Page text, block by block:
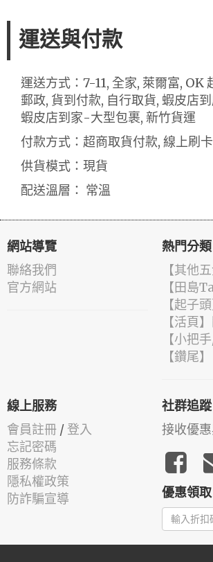
運送與付款
運送方式：7-11, 全家, 萊爾富, OK
郵政, 貨到付款, 自行取貨, 蝦皮店
蝦皮店到家-大型包裹, 新竹貨運
付款方式：超商取貨付款, 線上刷
供貨模式：現貨
配送溫層： 常溫
網站導覽
聯絡我們
官方網站
熱門分類
【其他
【田島
【起子頭
【活頁
【小把
【鑽尾】
線上服務
會員註冊 / 登入
忘記密碼
服務條款
隱私權政策
防詐騙宣導
社群追蹤
接收優
優惠領取